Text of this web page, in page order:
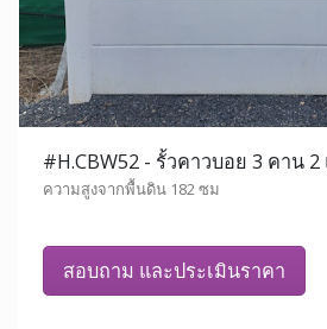
#H.CBW52 - รั้วคาวบอย 3 คาน
ความสูงจากพื้นดิน 182 ซม
สอบถาม และประเมินราคา